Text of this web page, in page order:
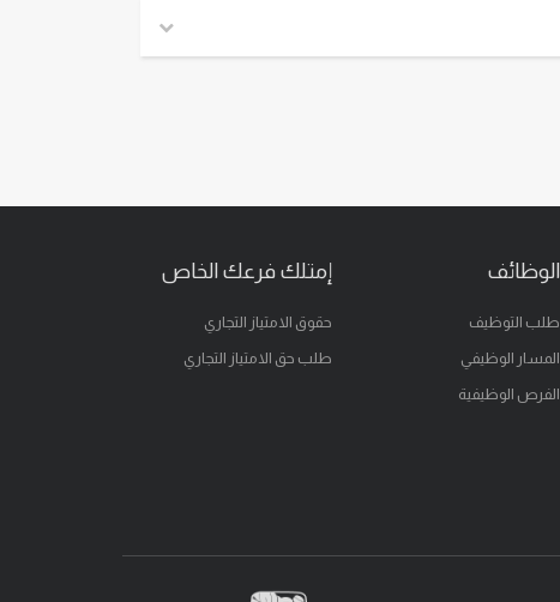
الوظائف
طلب التوظيف
المسار الوظيفي
الفرص الوظيفية
إمتلك فرعك الخاص
حقوق الامتياز التجاري
طلب حق الامتياز التجاري